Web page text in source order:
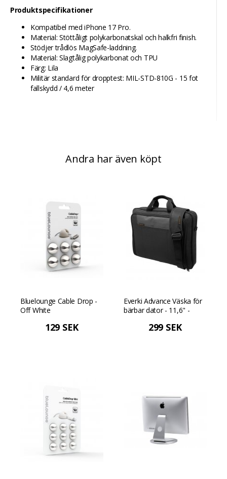
Produktspecifikationer
Kompatibel med iPhone 17 Pro.
Material: Stöttåligt polykarbonatskal och halkfri finish.
Stödjer trådlös MagSafe-laddning.
Material: Slagtålig polykarbonat och TPU
Färg: Lila
Militär standard för dropptest: MIL-STD-810G - 15 fot
fallskydd / 4,6 meter
Andra har även köpt
Bluelounge Cable Drop -
Off White
129 SEK
Everki Advance Väska för
bärbar dator - 11,6" -
299 SEK